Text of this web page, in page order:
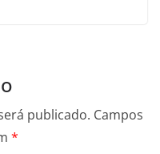
publicado. Campos
*